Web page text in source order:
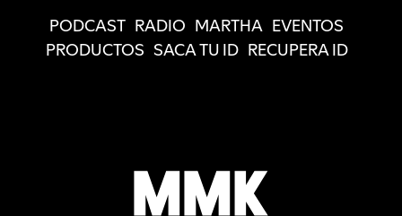
PODCAST RADIO MARTHA EVENTOS
PRODUCTOS SACA TU ID RECUPERA ID